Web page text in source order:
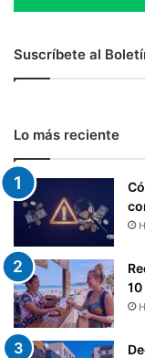
Suscríbete al
Lo más reciente